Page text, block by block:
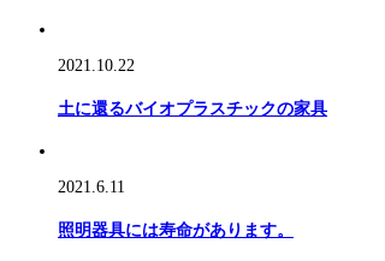
2021.10.22
土に還るバイオプラスチックの家具
2021.6.11
照明器具には寿命があります。